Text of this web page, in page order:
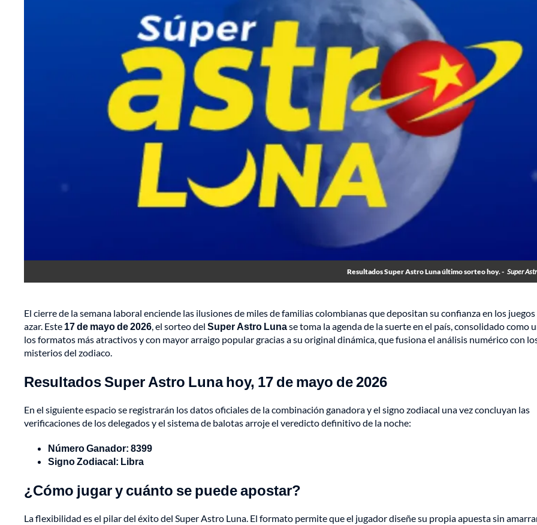
Resultados Super Astro Luna último sorteo hoy. - Super
El cierre de la semana laboral enciende las ilusiones de miles de familias colombianas que depositan su confianza en los juegos
azar. Este 17 de mayo de 2026, el sorteo del Super Astro Lunase toma la agenda de la suerte en el país, consolidado como
los formatos más atractivos y con mayor arraigo popular gracias a su original dinámica, que fusiona el análisis numérico con
misterios del zodiaco.
Resultados Super Astro Luna hoy, 17 de mayo de 2026
En el siguiente espacio se registrarán los datos oficiales de la combinación ganadora y el signo zodiacal una vez concluyan las
verificaciones de los delegados y el sistema de balotas arroje el veredicto definitivo de la noche:
Número Ganador: 8399
Signo Zodiacal: Libra
¿Cómo jugar y cuánto se puede apostar?
La flexibilidad es el pilar del éxito del Super Astro Luna. El formato permite que el jugador diseñe su propia apuesta sin